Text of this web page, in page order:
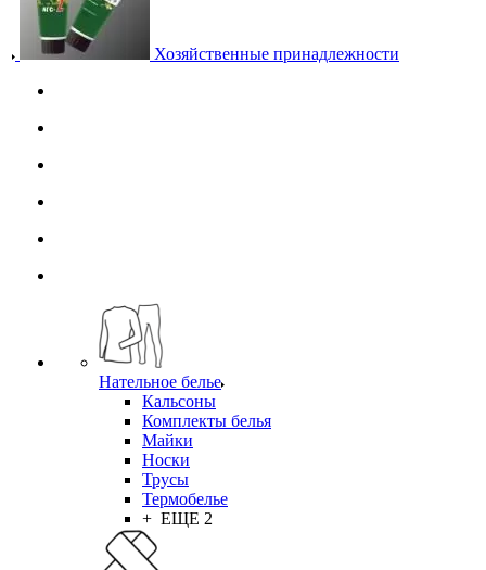
Хозяйственные принадлежности
Нательное белье
Кальсоны
Комплекты белья
Майки
Носки
Трусы
Термобелье
+ ЕЩЕ 2